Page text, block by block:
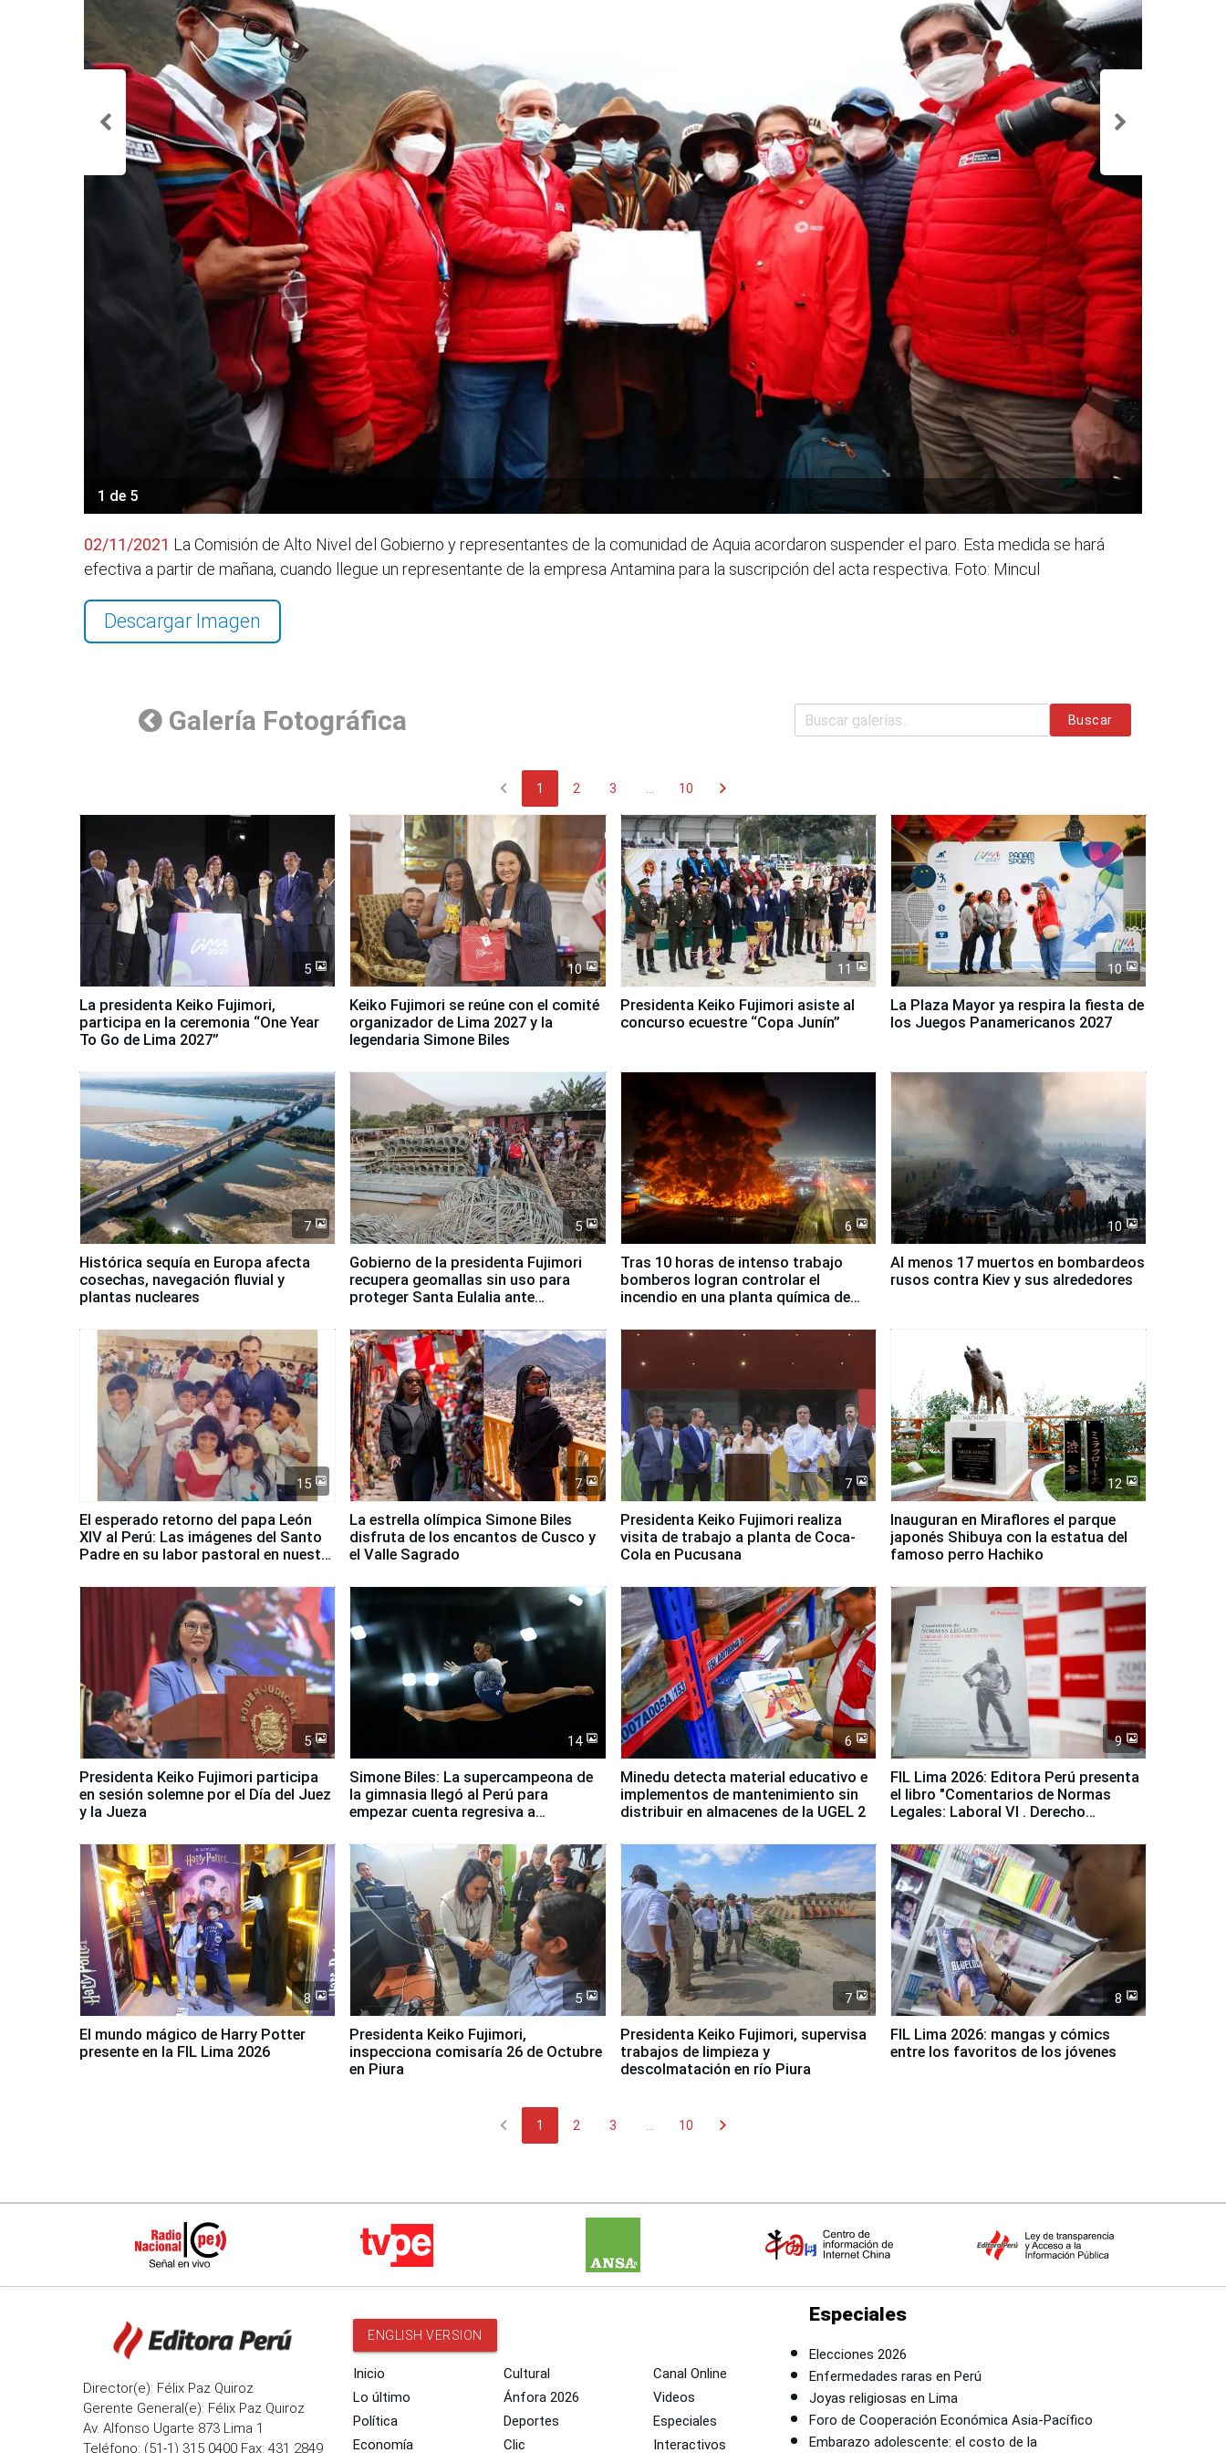
1 de 5
02/11/2021 La Comisión de Alto Nivel del Gobierno y representantes de la comunidad de Aquia acordaron suspender el paro. Esta medida se hará
efectiva a partir de mañana, cuando llegue un representante de la empresa Antamina para la suscripción del acta respectiva. Foto: Mincul
Descargar Imagen
Galería Fotográfica Buscar
chevron_left 1 2 3 ... 10 chevron_right
5
La presidenta Keiko Fujimori,
participa en la ceremonia “One Year
To Go de Lima 2027”
10
Keiko Fujimori se reúne con el comité
organizador de Lima 2027 y la
legendaria Simone Biles
11
Presidenta Keiko Fujimori asiste al
concurso ecuestre “Copa Junín”
10
La Plaza Mayor ya respira la fiesta de
los Juegos Panamericanos 2027
7
Histórica sequía en Europa afecta
cosechas, navegación fluvial y
plantas nucleares
5
Gobierno de la presidenta Fujimori
recupera geomallas sin uso para
proteger Santa Eulalia ante
6
Tras 10 horas de intenso trabajo
bomberos logran controlar el
incendio en una planta química de
10
Al menos 17 muertos en bombardeos
rusos contra Kiev y sus alrededores
15
El esperado retorno del papa León
XIV al Perú: Las imágenes del Santo
Padre en su labor pastoral en nuestro
7
La estrella olímpica Simone Biles
disfruta de los encantos de Cusco y
el Valle Sagrado
7
Presidenta Keiko Fujimori realiza
visita de trabajo a planta de Coca-
Cola en Pucusana
12
Inauguran en Miraflores el parque
japonés Shibuya con la estatua del
famoso perro Hachiko
5
Presidenta Keiko Fujimori participa
en sesión solemne por el Día del Juez
y la Jueza
14
Simone Biles: La supercampeona de
la gimnasia llegó al Perú para
empezar cuenta regresiva a
6
Minedu detecta material educativo e
implementos de mantenimiento sin
distribuir en almacenes de la UGEL 2
9
FIL Lima 2026: Editora Perú presenta
el libro "Comentarios de Normas
Legales: Laboral Vl . Derecho
8
El mundo mágico de Harry Potter
presente en la FIL Lima 2026
5
Presidenta Keiko Fujimori,
inspecciona comisaría 26 de Octubre
en Piura
7
Presidenta Keiko Fujimori, supervisa
trabajos de limpieza y
descolmatación en río Piura
8
FIL Lima 2026: mangas y cómics
entre los favoritos de los jóvenes
chevron_left 1 2 3 ... 10 chevron_right
Director(e): Félix Paz Quiroz
Gerente General(e): Félix Paz Quiroz
Av. Alfonso Ugarte 873 Lima 1
Teléfono: (51-1) 315 0400 Fax: 431 2849
ENGLISH VERSION
Inicio
Lo último
Política
Economía
Cultural
Ánfora 2026
Deportes
Clic
Canal Online
Videos
Especiales
Interactivos
Especiales
Elecciones 2026
Enfermedades raras en Perú
Joyas religiosas en Lima
Foro de Cooperación Económica Asia-Pacífico
Embarazo adolescente: el costo de la